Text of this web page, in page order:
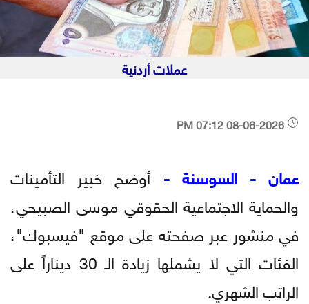
عملات أردنية
عمان - السوسنة - أوضح خبير التأمينات
والحماية الاجتماعية الحقوقي موسى الصبيحي،
في منشور عبر صفحته على موقع "فيسبوك"،
الفئات التي لا يشملها زيادة الـ 30 ديناراً على
الراتب الشهري.